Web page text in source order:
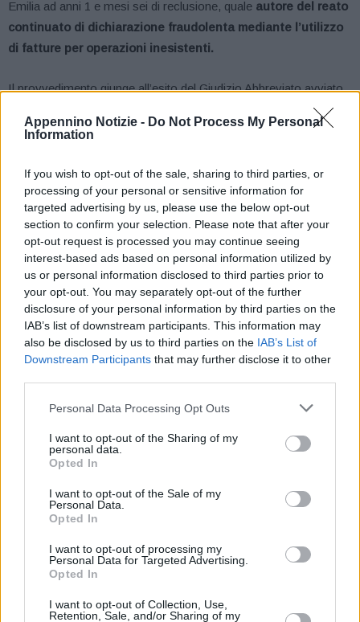
Appennino Notizie - Do Not Process My Personal
Information
If you wish to opt-out of the sale, sharing to third parties, or
processing of your personal or sensitive information for
targeted advertising by us, please use the below opt-out
section to confirm your selection. Please note that after your
opt-out request is processed you may continue seeing
interest-based ads based on personal information utilized by
us or personal information disclosed to third parties prior to
your opt-out. You may separately opt-out of the further
disclosure of your personal information by third parties on the
IAB’s list of downstream participants. This information may
also be disclosed by us to third parties on the IAB’s List of
Downstream Participants that may further disclose it to other
Personal Data Processing Opt Outs
I want to opt-out of the Sharing of my
personal data.
Opted In
I want to opt-out of the Sale of my
Personal Data.
Opted In
I want to opt-out of processing my
Personal Data for Targeted Advertising.
Opted In
I want to opt-out of Collection, Use,
Retention, Sale, and/or Sharing of my
Emilia ad anni 1 e mesi sei di reclusione, quale autore del reato
continuato di dichiarazione fraudolenta mediante l’utilizzo
di fatture per operazioni inesistenti.
Il provvedimento giunge all’esito del Giudizio Abbreviato avviato
a richiesta dell’imputato a seguito degli approfondimenti svolti dai
Finanzieri della Compagnia di Sassuolo,che avevano portato
campo dell’edilizia per aver “gonfiato” i propri costi di esercizio
utilizzando fatture per operazioni inesistenti con l‘obiettivo di
usufruire di un indebito e consistente risparmio fiscale.
Infatti, gli accertamenti eseguiti dalle fiamme gialle sassolesi
avevano consentito di appurare che l’imprenditore, relativamente
agli anni d’imposta dal 2015 al 2017, aveva annotato in contabilità
e successivamente portato in dichiarazione costi fittizi per circa
350 mila euro, al fine sia di abbattere la base imponibile ai fini
delle Imposte sui Redditi che di ridurre l’IVA da versare.
Dichiarazione fraudolenta mediante uso di fatture o altri
documenti per operazioni inesistenti)
All’esito processuale, il Giudice dell’Udienza Preliminare presso il
Tribunale reggiano, sulla base degli inconfutabili elementi di prova
raccolti nel corso delle indagini, ha condannato l’”evasore fiscale”
profitto del reato, quantificato in circa 200.000 euro.